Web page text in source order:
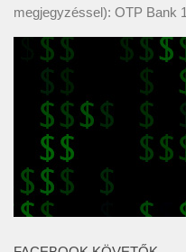
megjegyzéssel): OTP Bank